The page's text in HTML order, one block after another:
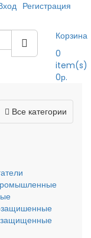
Регистрация
Корзина
0
item(s)
0р.
Все категории